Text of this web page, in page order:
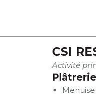
CSI
Activité